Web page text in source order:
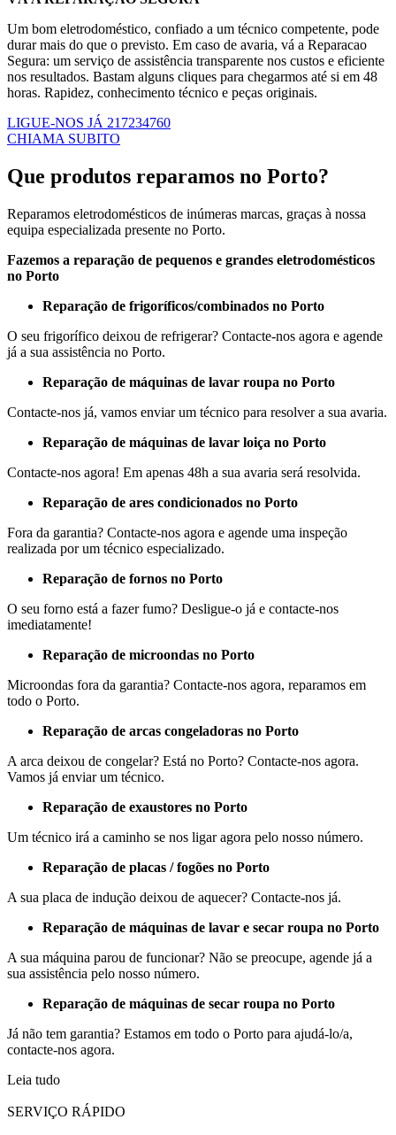
Um bom eletrodoméstico, confiado a um técnico competente, pode
durar mais do que o previsto. Em caso de avaria, vá a Reparacao
Segura: um serviço de assistência transparente nos custos e eficiente
nos resultados. Bastam alguns cliques para chegarmos até si em 48
horas. Rapidez, conhecimento técnico e peças originais.
LIGUE-NOS JÁ 217234760
CHIAMA SUBITO
Que produtos reparamos no Porto?
Reparamos eletrodomésticos de inúmeras marcas, graças à nossa
equipa especializada presente no Porto.
Fazemos a reparação de pequenos e grandes eletrodomésticos
no Porto
Reparação de frigoríficos/combinados no Porto
O seu frigorífico deixou de refrigerar? Contacte-nos agora e agende
já a sua assistência no Porto.
Reparação de máquinas de lavar roupa no Porto
Contacte-nos já, vamos enviar um técnico para resolver a sua avaria.
Reparação de máquinas de lavar loiça no Porto
Contacte-nos agora! Em apenas 48h a sua avaria será resolvida.
Reparação de ares condicionados no Porto
Fora da garantia? Contacte-nos agora e agende uma inspeção
realizada por um técnico especializado.
Reparação de fornos no Porto
O seu forno está a fazer fumo? Desligue-o já e contacte-nos
imediatamente!
Reparação de microondas no Porto
Microondas fora da garantia? Contacte-nos agora, reparamos em
todo o Porto.
Reparação de arcas congeladoras no Porto
A arca deixou de congelar? Está no Porto? Contacte-nos agora.
Vamos já enviar um técnico.
Reparação de exaustores no Porto
Um técnico irá a caminho se nos ligar agora pelo nosso número.
Reparação de placas / fogões no Porto
A sua placa de indução deixou de aquecer? Contacte-nos já.
Reparação de máquinas de lavar e secar roupa no Porto
A sua máquina parou de funcionar? Não se preocupe, agende já a
sua assistência pelo nosso número.
Reparação de máquinas de secar roupa no Porto
Já não tem garantia? Estamos em todo o Porto para ajudá-lo/a,
contacte-nos agora.
Leia tudo
SERVIÇO RÁPIDO